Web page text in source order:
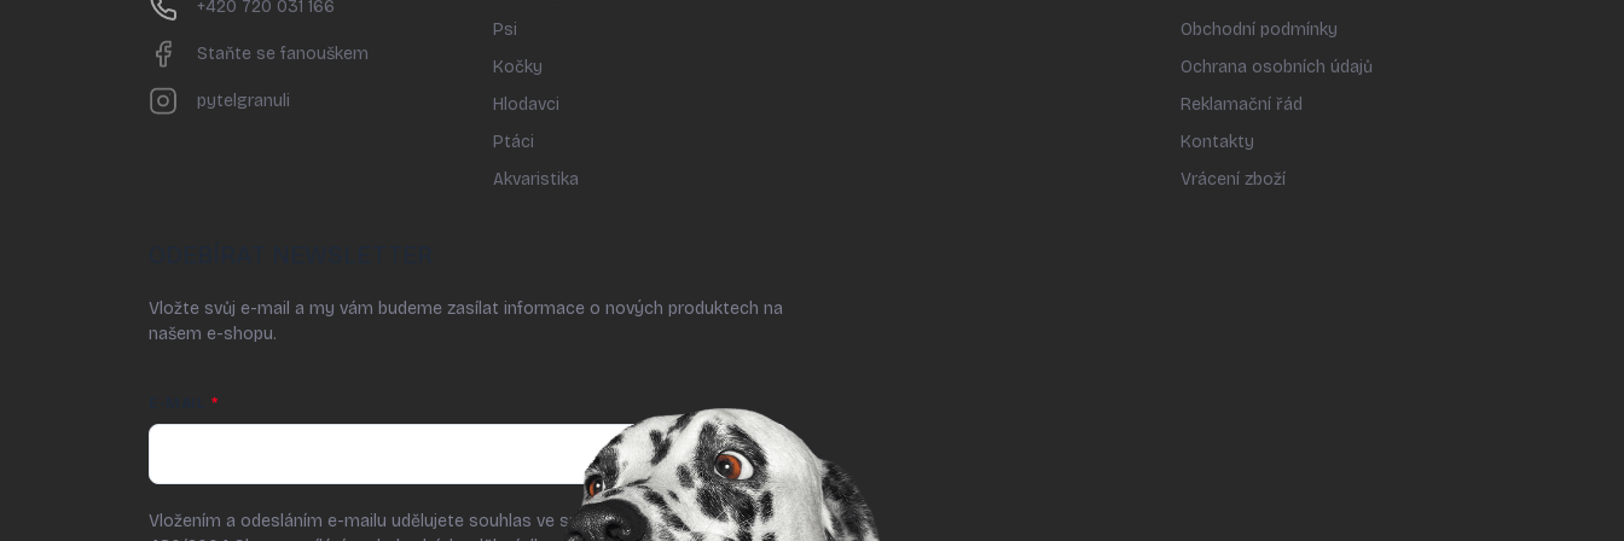
+420 720 031 166
Staňte se fanouškem
pytelgranuli
Psi
Kočky
Hlodavci
Ptáci
Akvaristika
Obchodní podmínky
Ochrana osobních údajů
Reklamační řád
Kontakty
Vrácení zboží
Vložte svůj e-mail a my vám budeme zasílat informace o nových produktech na
našem e-shopu.
Vložením a odesláním e-mailu udělujete souhlas ve smyslu § 7 odst. 2 zákona č.